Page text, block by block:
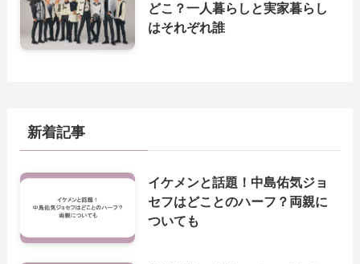
どこ？一人暮らしと実家暮らし
はそれぞれ誰
新着記事
イケメンと話題！中島佑気ジョ
セフはどことのハーフ？両親に
ついても